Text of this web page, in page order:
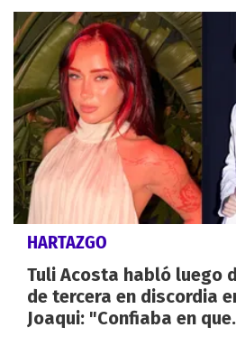
HARTAZGO
Tuli Acosta habló luego
de tercera en discordia
Joaqui: "Confiaba en